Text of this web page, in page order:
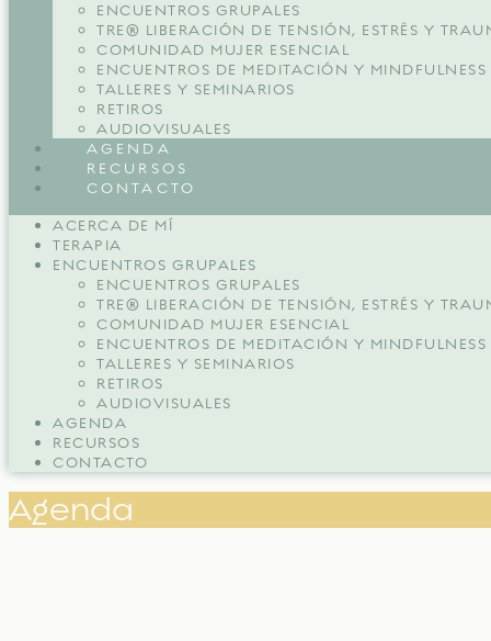
ENCUENTROS GRUPALES
TRE® LIBERACIÓN DE TENSIÓN, ESTRÉS Y
COMUNIDAD MUJER ESENCIAL
ENCUENTROS DE MEDITACIÓN Y MINDFULNESS
TALLERES Y SEMINARIOS
RETIROS
AUDIOVISUALES
AGENDA
RECURSOS
CONTACTO
ACERCA DE MÍ
TERAPIA
ENCUENTROS GRUPALES
ENCUENTROS GRUPALES
TRE® LIBERACIÓN DE TENSIÓN, ESTRÉS Y
COMUNIDAD MUJER ESENCIAL
ENCUENTROS DE MEDITACIÓN Y MINDFULNESS
TALLERES Y SEMINARIOS
RETIROS
AUDIOVISUALES
AGENDA
RECURSOS
CONTACTO
Agenda